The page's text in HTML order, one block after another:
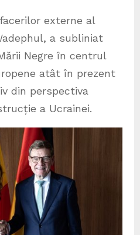
externe al
a subliniat
Negre în centrul
atât în prezent
din perspectiva
a Ucrainei.